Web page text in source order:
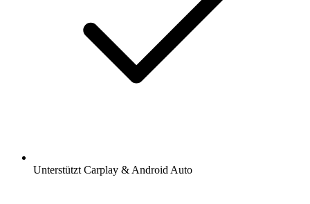
Unterstützt Carplay & Android Auto